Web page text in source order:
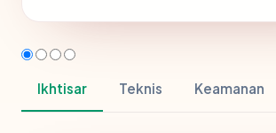
Ikhtisar Teknis Keamanan